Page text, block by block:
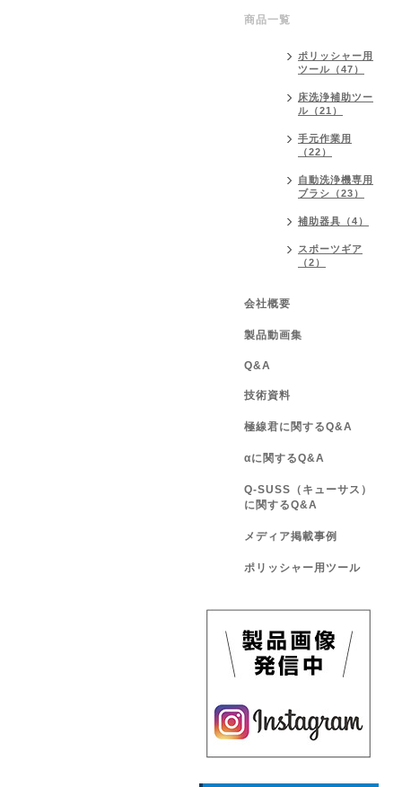
商品一覧
ポリッシャー用
ツール（47）
床洗浄補助ツー
ル（21）
手元作業用
（22）
自動洗浄機専用
ブラシ（23）
補助器具（4）
スポーツギア
（2）
会社概要
製品動画集
Q&A
技術資料
極線君に関するQ&A
αに関するQ&A
Q-SUSS（キューサス）
に関するQ&A
メディア掲載事例
ポリッシャー用ツール